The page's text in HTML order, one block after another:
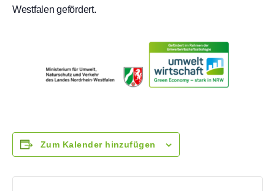
Westfalen gefördert.
Zum Kalender hinzufügen